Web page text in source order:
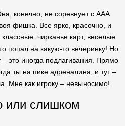
конечно, не соревнует с AAA
фишка. Все ярко, красочно, и
чирканье карт, веселые
попал на какую-то вечеринку! Но
это иногда подлагивания. Прямо
ты на пике адреналина, и тут –
Мне как игроку – невыносимо!
или слишком